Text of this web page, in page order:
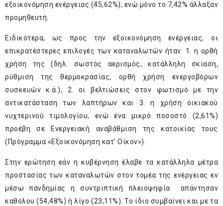
εξοικονόμηση ενέργειας (45,62%), ενώ μόνο το 7,42% άλλαξαν
προμηθευτή.
Ειδικότερα, ως προς την εξοικονόμηση ενέργειας, οι
επικρατέστερες επιλογές των καταναλωτών ήταν: 1. η ορθή
χρήση της (δηλ. σωστός αερισμός, κατάλληλη σκίαση,
ρύθμιση της θερμοκρασίας, ορθή χρήση ενεργοβόρων
συσκευών κ.ά.), 2. οι βελτιώσεις στον φωτισμό με την
αντικατάσταση των λαπτήρων και 3. η χρήση οικιακού
νυχτερινού τιμολογίου, ενώ ένα μικρό ποσοστό (2,61%)
προέβη σε Ενεργειακή αναβάθμιση της κατοικίας τους
(Πρόγραμμα «Εξοικονόμηση κατ' Οίκον»).
Στην ερώτηση εάν η κυβέρνηση έλαβε τα κατάλληλα μέτρα
προστασίας των καταναλωτών στον τομέα της ενέργειας εν
μέσω πανδημίας η συντριπτική πλειοψηφία απάντησαν
καθόλου (54,48%) ή λίγο (23,11%). Το ίδιο συμβαίνει και με τα